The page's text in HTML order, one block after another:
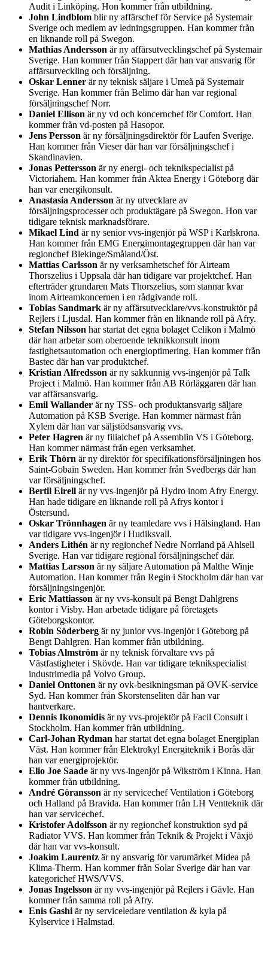
Audit i Linköping. Hon kommer från utbildning.
John Lindblom blir ny affärschef för Service på Systemair
Sverige och medlem av ledningsgruppen. Han kommer från
en liknande roll på Swegon.
Mathias Andersson är ny affärsutvecklingschef på Systemair
Sverige. Han kommer från Stappert där han var ansvarig för
affärsutveckling och försäljning.
Oskar Lenner är ny teknisk säljare i Umeå på Systemair
Sverige. Han kommer från Belimo där han var regional
försäljningschef Norr.
Daniel Ellison är ny vd och koncernchef för Comfort. Han
kommer från vd-posten på Hasopor.
Jens Persson är ny försäljningsdirektör för Laufen Sverige.
Han kommer från Vieser där han var försäljningschef i
Skandinavien.
Jonas Pettersson är ny energi- och teknikspecialist på
Victoriahem. Han kommer från Aktea Energy i Göteborg där
han var energikonsult.
Anastasia Andersson är ny utvecklare av
försäljningsprocesser och produktägare på Swegon. Hon var
tidigare teknisk marknadsförare.
Mikael Lind är ny senior vvs-ingenjör på WSP i Karlskrona.
Han kommer från EMG Energimontagegruppen där han var
regionchef Blekinge/Småland/Öst.
Mattias Carlsson är ny verksamhetschef för Airteam
Thorszelius i Uppsala där han tidigare var projektchef. Han
efterträder grundaren Mats Thorszelius, som stannar kvar
inom Airteamkoncernen i en rådgivande roll.
Tobias Sandmark är ny affärsutvecklare/vvs-konstruktör på
Rejlers i Ljusdal. Han kommer från en liknande roll på Afry.
Stefan Nilsson har startat det egna bolaget Celikon i Malmö
där han arbetar som oberoende teknikkonsult inom
fastighetsautomation och energioptimering. Han kommer från
Bastec där han var produktchef.
Kristian Alfredsson är ny sakkunnig vvs-ingenjör på Talk
Project i Malmö. Han kommer från AB Rörläggaren där han
var affärsansvarig.
Emil Wallander är ny TSS- och produktansvarig säljare
Automation på KSB Sverige. Han kommer närmast från
Xylem där han var säljstödsansvarig vvs.
Peter Hagren är ny filialchef på Assemblin VS i Göteborg.
Han kommer närmast från egen verksamhet.
Erik Thörn är ny direktör för specifikationsförsäljningen hos
Saint-Gobain Sweden. Han kommer från Svedbergs där han
var försäljningschef.
Bertil Eirell är ny vvs-ingenjör på Hydro inom Afry Energy.
Han hade tidigare en liknande roll på Afrys kontor i
Östersund.
Oskar Trönnhagen är ny teamledare vvs i Hälsingland. Han
var tidigare vvs-ingenjör i Hudiksvall.
Anders Lithén är ny regionchef Nedre Norrland på Ahlsell
Sverige. Han var tidigare regional försäljningschef där.
Mattias Larsson är ny säljare Automation på Malthe Winje
Automation. Han kommer från Regin i Stockholm där han var
försäljningsingenjör.
Eric Mattiasson är ny vvs-konsult på Bengt Dahlgrens
kontor i Visby. Han arbetade tidigare på företagets
Göteborgskontor.
Robin Söderberg är ny junior vvs-ingenjör i Göteborg på
Bengt Dahlgren. Han kommer från utbildning.
Tobias Almström är ny teknisk förvaltare vvs på
Västfastigheter i Skövde. Han var tidigare teknikspecialist
industrimedia på Volvo Group.
Daniel Onttonen är ny ovk-besikningsman på OVK-service
Syd. Han kommer från Skorstenseliten där han var
hantverkare.
Dennis Ikonomidis är ny vvs-projektör på Facil Consult i
Stockholm. Han kommer från utbildning.
Carl-Johan Rydman har startat det egna bolaget Energiplan
Väst. Han kommer från Elektrokyl Energiteknik i Borås där
han var energiprojektör.
Elio Joe Saade är ny vvs-ingenjör på Wikström i Kinna. Han
kommer från utbildning.
André Göransson är ny servicechef Ventilation i Göteborg
och Halland på Bravida. Han kommer från LH Ventteknik där
han var servicechef.
Kristofer Adolfsson är ny regionchef konstruktion syd på
Radiator VVS. Han kommer från Teknik & Projekt i Växjö
där han var vvs-konsult.
Joakim Laurentz är ny ansvarig för varumärket Midea på
Klima-Therm. Han kommer från Solar Sverige där han var
kategorichef HWS/VVS.
Jonas Ingelsson är ny vvs-ingenjör på Rejlers i Gävle. Han
kommer från samma roll på Afry.
Enis Gashi är ny serviceledare ventilation & kyla på
Kylservice i Halmstad.